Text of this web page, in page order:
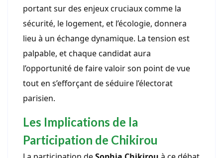
portant sur des enjeux cruciaux comme la
sécurité, le logement, et l’écologie, donnera
lieu à un échange dynamique. La tension est
palpable, et chaque candidat aura
l’opportunité de faire valoir son point de vue
tout en s’efforçant de séduire l’électorat
parisien.
Les Implications de la
Participation de Chikirou